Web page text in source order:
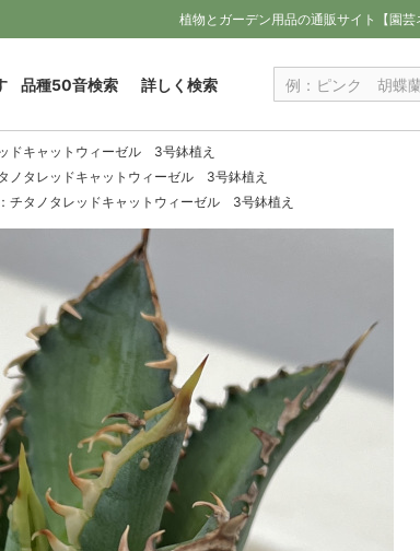
植物とガーデン用品の通販サイト【園
品種50音検索 詳しく検索
ドキャットウィーゼル 3号鉢植え
ノタレッドキャットウィーゼル 3号鉢植え
チタノタレッドキャットウィーゼル 3号鉢植え